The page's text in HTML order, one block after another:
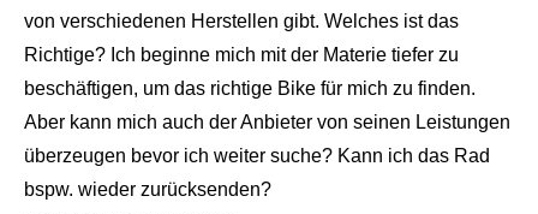
von verschiedenen Herstellen gibt. Welches ist das
Richtige? Ich beginne mich mit der Materie tiefer zu
beschäftigen, um das richtige Bike für mich zu finden.
Aber kann mich auch der Anbieter von seinen Leistungen
überzeugen bevor ich weiter suche? Kann ich das Rad
bspw. wieder zurücksenden?